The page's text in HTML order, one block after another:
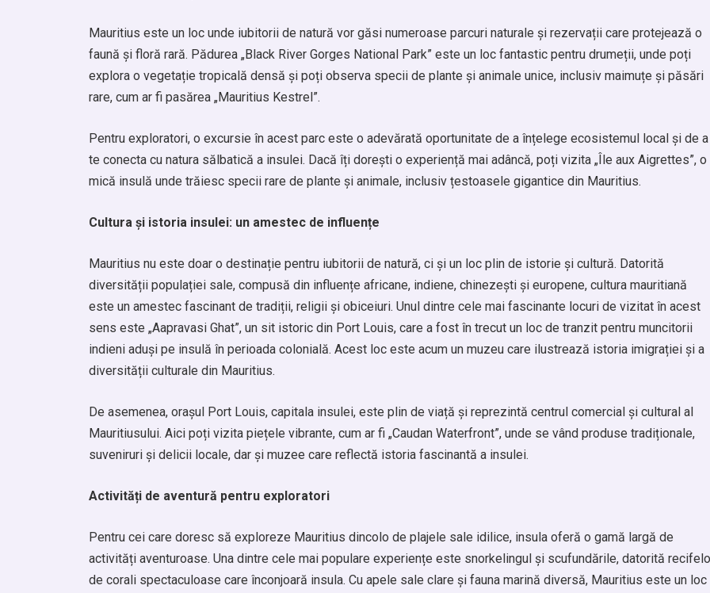
Mauritius este un loc unde iubitorii de natură vor găsi numeroase parcuri naturale și rezervații care protejează o
faună și floră rară. Pădurea „Black River Gorges National Park” este un loc fantastic pentru drumeții, unde poți
explora o vegetație tropicală densă și poți observa specii de plante și animale unice, inclusiv maimuțe și păsări
rare, cum ar fi pasărea „Mauritius Kestrel”.
Pentru exploratori, o excursie în acest parc este o adevărată oportunitate de a înțelege ecosistemul local și de a
te conecta cu natura sălbatică a insulei. Dacă îți dorești o experiență mai adâncă, poți vizita „Île aux Aigrettes”, o
mică insulă unde trăiesc specii rare de plante și animale, inclusiv țestoasele gigantice din Mauritius.
Cultura și istoria insulei: un amestec de influențe
Mauritius nu este doar o destinație pentru iubitorii de natură, ci și un loc plin de istorie și cultură. Datorită
diversității populației sale, compusă din influențe africane, indiene, chinezești și europene, cultura mauritiană
este un amestec fascinant de tradiții, religii și obiceiuri. Unul dintre cele mai fascinante locuri de vizitat în acest
sens este „Aapravasi Ghat”, un sit istoric din Port Louis, care a fost în trecut un loc de tranzit pentru muncitorii
indieni aduși pe insulă în perioada colonială. Acest loc este acum un muzeu care ilustrează istoria imigrației și a
diversității culturale din Mauritius.
De asemenea, orașul Port Louis, capitala insulei, este plin de viață și reprezintă centrul comercial și cultural al
Mauritiusului. Aici poți vizita piețele vibrante, cum ar fi „Caudan Waterfront”, unde se vând produse tradiționale,
suveniruri și delicii locale, dar și muzee care reflectă istoria fascinantă a insulei.
Activități de aventură pentru exploratori
Pentru cei care doresc să exploreze Mauritius dincolo de plajele sale idilice, insula oferă o gamă largă de
activități aventuroase. Una dintre cele mai populare experiențe este snorkelingul și scufundările, datorită
de corali spectaculoase care înconjoară insula. Cu apele sale clare și fauna marină diversă, Mauritius este un loc